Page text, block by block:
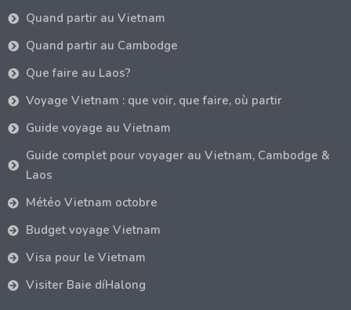
Quand partir au Vietnam
Quand partir au Cambodge
Que faire au Laos?
Voyage Vietnam : que voir, que faire, où partir
Guide voyage au Vietnam
Guide complet pour voyager au Vietnam, Cambodge &
Laos
Météo Vietnam octobre
Budget voyage Vietnam
Visa pour le Vietnam
Visiter Baie díHalong